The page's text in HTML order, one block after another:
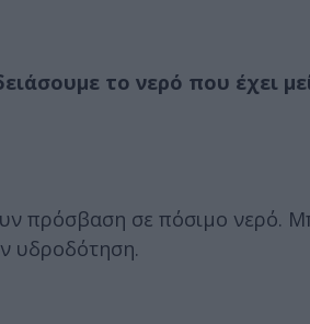
το νερό που έχει
πρόσβαση σε πόσιμο νερό.
υδροδότηση.